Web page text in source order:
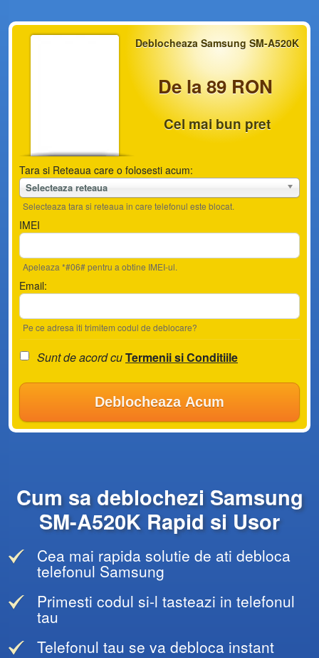
Deblocheaza Samsung SM-A520K
De la 89 RON
Cel mai bun pret
Tara si Reteaua care o folosesti acum:
Selecteaza reteaua
Selecteaza tara si reteaua in care telefonul este blocat.
IMEI
Apeleaza *#06# pentru a obtine IMEI-ul.
Email:
Pe ce adresa iti trimitem codul de deblocare?
Sunt de acord cuTermenii si Conditiile
Deblocheaza Acum
Cum sa deblochezi Samsung
SM-A520K Rapid si Usor
Cea mai rapida solutie de ati debloca
telefonul Samsung
Primesti codul si-l tasteazi in telefonul
tau
Telefonul tau se va debloca instant